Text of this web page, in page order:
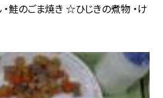
・鮭のごま焼き ☆ひじきの煮物 ・け